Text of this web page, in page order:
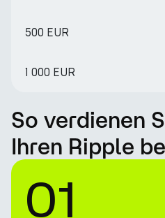
500 EUR
1 000 EUR
So verdienen
Ihren Ripple
01